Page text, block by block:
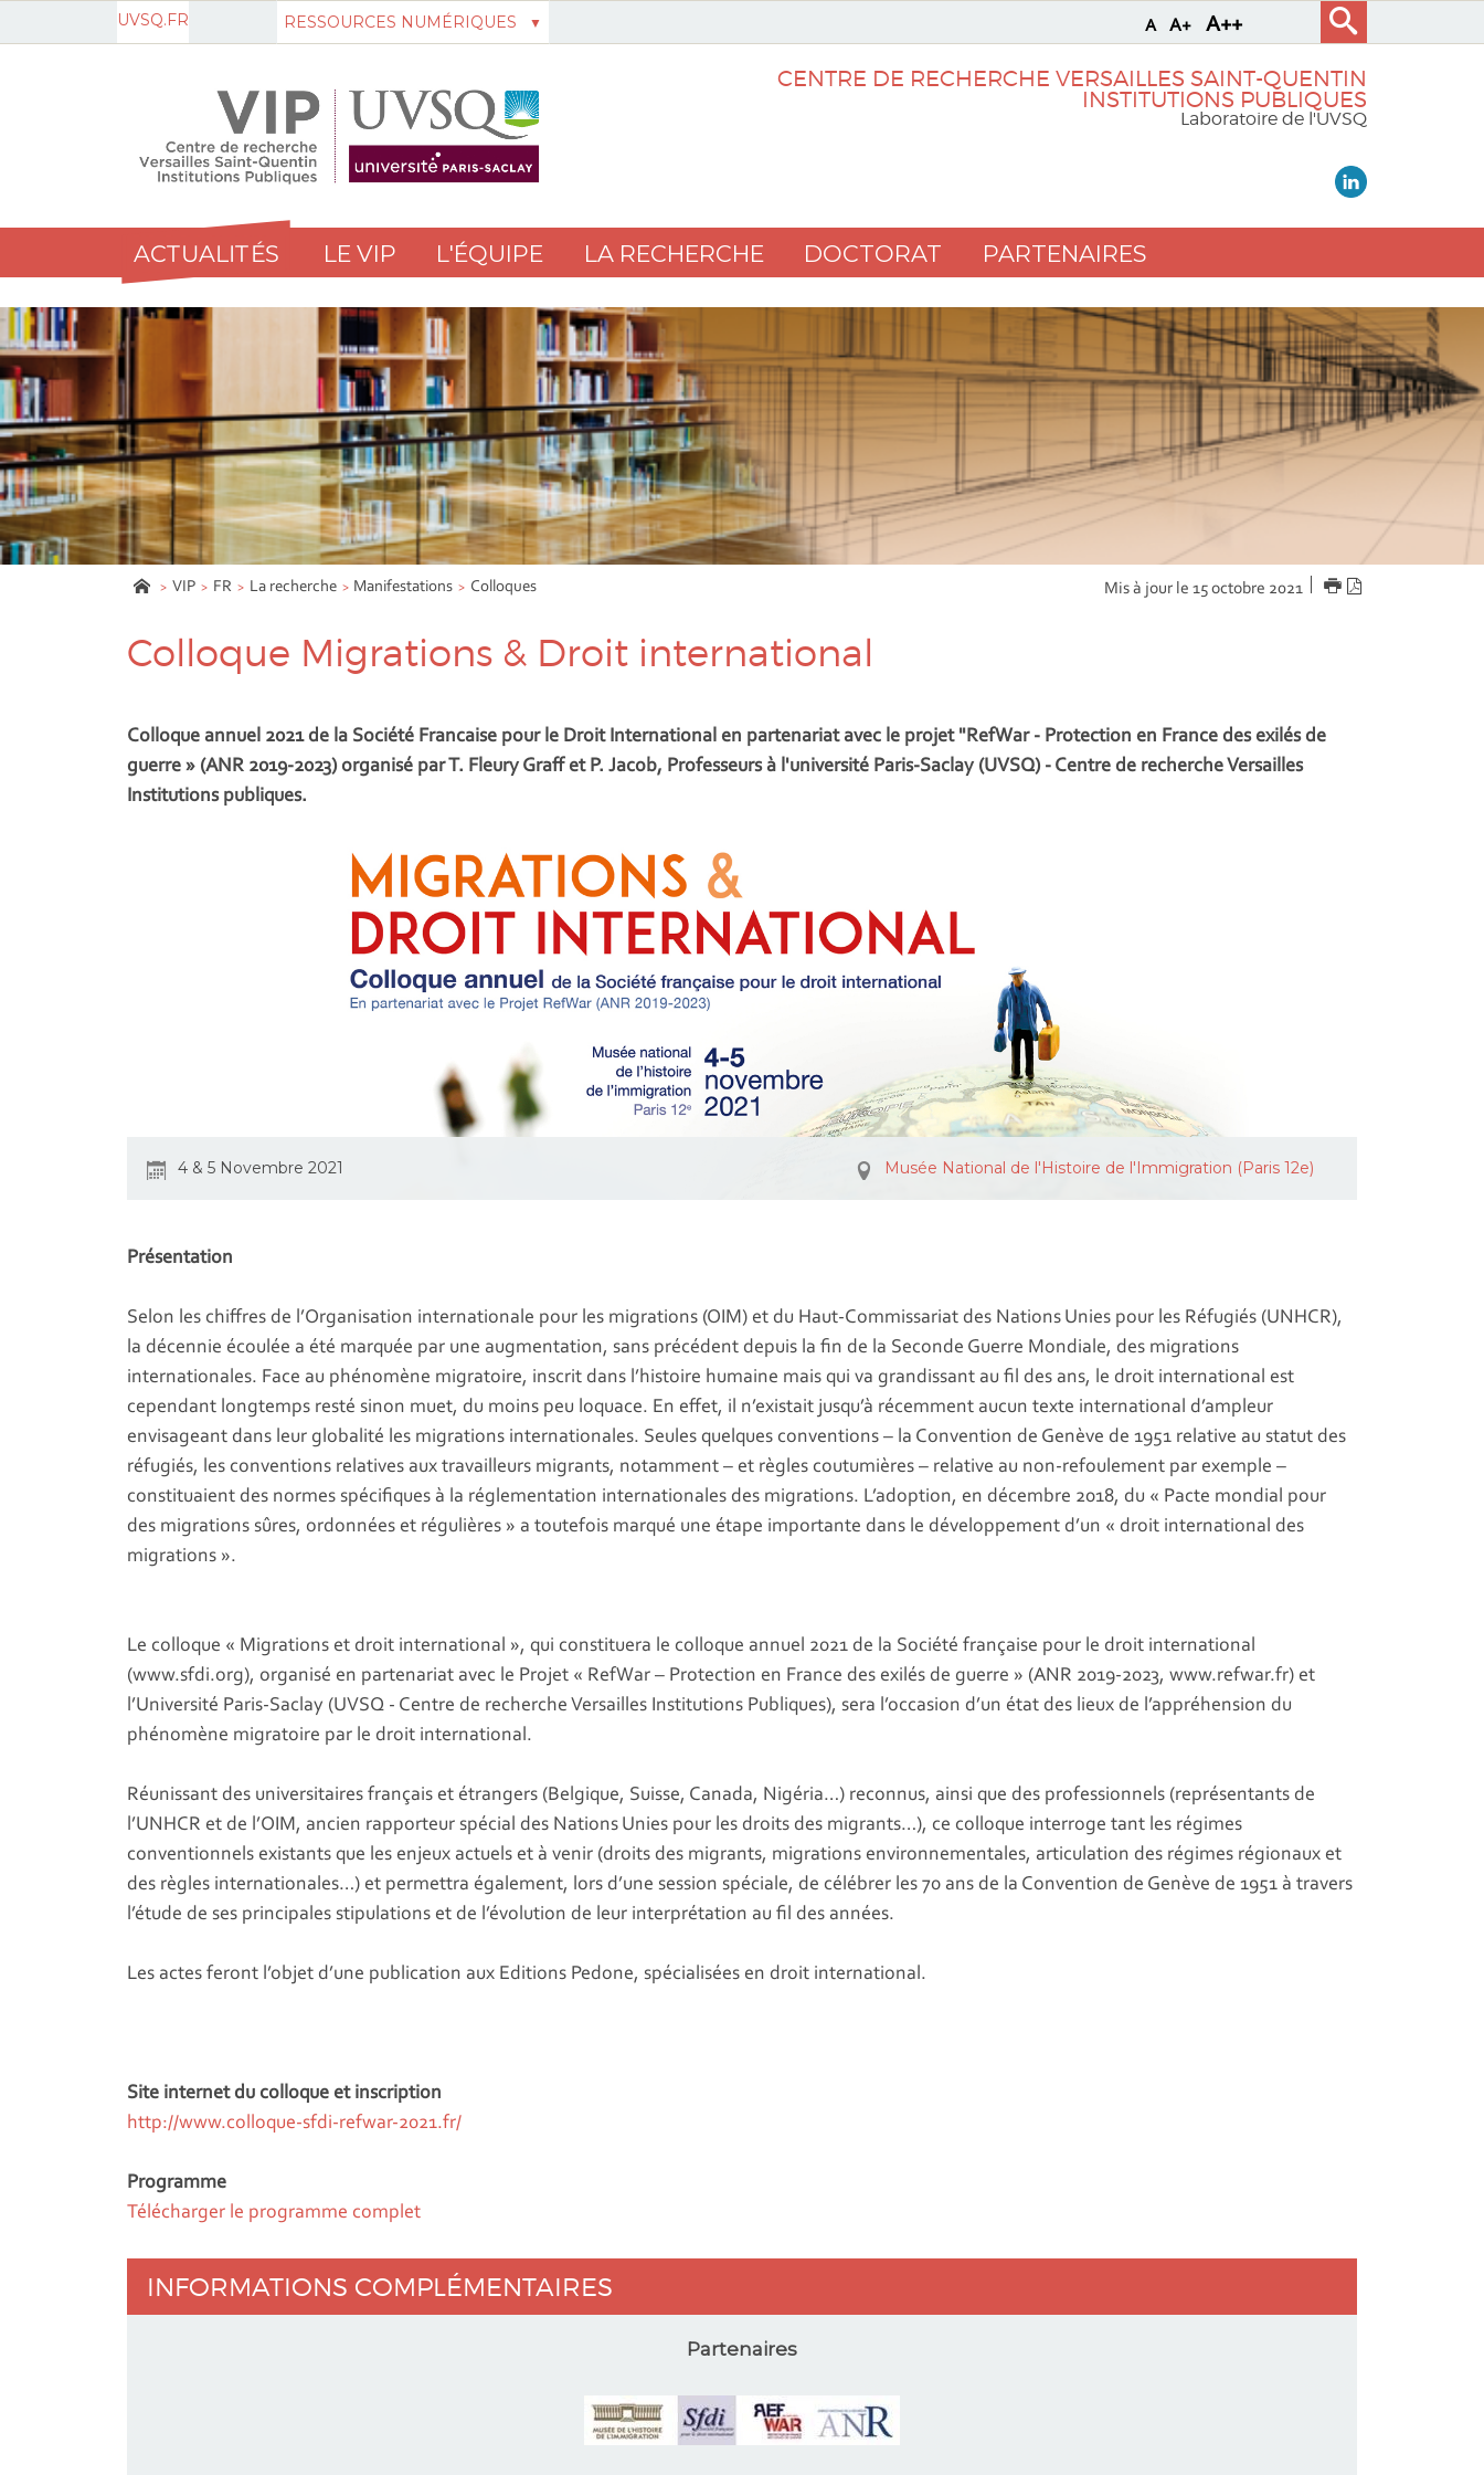
A A+ A++
UVSQ.FR
CENTRE DE RECHERCHE VERSAILLES SAINT-QUENTIN
INSTITUTIONS PUBLIQUES
Laboratoire de l'UVSQ
ACTUALITÉS LE VIP L'ÉQUIPE LA RECHERCHE DOCTORAT PARTENAIRES
VIP FR La recherche Manifestations Colloques Mis à jour le 15 octobre 2021 IMPRIMER
Colloque Migrations & Droit international
Colloque annuel 2021 de la Société Francaise pour le Droit International en partenariat avec le projet "RefWar - Protection en France des exilés de
guerre » (ANR 2019-2023) organisé par T. Fleury Graff et P. Jacob, Professeurs à l'université Paris-Saclay (UVSQ) - Centre de recherche Versailles
Institutions publiques.
4 & 5 Novembre 2021 Musée National de l'Histoire de l'Immigration (Paris 12e)
Présentation
Selon les chiffres de l’Organisation internationale pour les migrations (OIM) et du Haut-Commissariat des Nations Unies pour les Réfugiés (UNHCR),
la décennie écoulée a été marquée par une augmentation, sans précédent depuis la fin de la Seconde Guerre Mondiale, des migrations
internationales. Face au phénomène migratoire, inscrit dans l’histoire humaine mais qui va grandissant au fil des ans, le droit international est
cependant longtemps resté sinon muet, du moins peu loquace. En effet, il n’existait jusqu’à récemment aucun texte international d’ampleur
envisageant dans leur globalité les migrations internationales. Seules quelques conventions – la Convention de Genève de 1951 relative au statut des
réfugiés, les conventions relatives aux travailleurs migrants, notamment – et règles coutumières – relative au non-refoulement par exemple –
constituaient des normes spécifiques à la réglementation internationales des migrations. L’adoption, en décembre 2018, du « Pacte mondial pour
des migrations sûres, ordonnées et régulières » a toutefois marqué une étape importante dans le développement d’un « droit international des
migrations ».
Le colloque « Migrations et droit international », qui constituera le colloque annuel 2021 de la Société française pour le droit international
(www.sfdi.org), organisé en partenariat avec le Projet « RefWar – Protection en France des exilés de guerre » (ANR 2019-2023, www.refwar.fr) et
l’Université Paris-Saclay (UVSQ - Centre de recherche Versailles Institutions Publiques), sera l’occasion d’un état des lieux de l’appréhension du
phénomène migratoire par le droit international.
Réunissant des universitaires français et étrangers (Belgique, Suisse, Canada, Nigéria…) reconnus, ainsi que des professionnels (représentants de
l’UNHCR et de l’OIM, ancien rapporteur spécial des Nations Unies pour les droits des migrants…), ce colloque interroge tant les régimes
conventionnels existants que les enjeux actuels et à venir (droits des migrants, migrations environnementales, articulation des régimes régionaux et
des règles internationales…) et permettra également, lors d’une session spéciale, de célébrer les 70 ans de la Convention de Genève de 1951 à travers
l’étude de ses principales stipulations et de l’évolution de leur interprétation au fil des années.
Les actes feront l’objet d’une publication aux Editions Pedone, spécialisées en droit international.
Site internet du colloque et inscription
http://www.colloque-sfdi-refwar-2021.fr/
Programme
Télécharger le programme complet
INFORMATIONS COMPLÉMENTAIRES
Partenaires
RESSOURCES NUMÉRIQUES